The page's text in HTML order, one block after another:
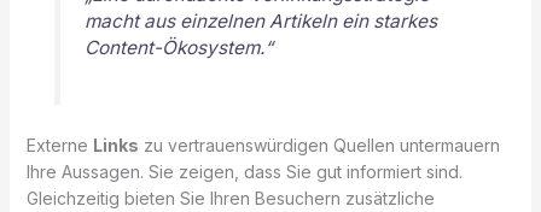
macht aus einzelnen Artikeln ein starkes
Content-Ökosystem.“
Externe Links zu vertrauenswürdigen Quellen untermauern
Ihre Aussagen. Sie zeigen, dass Sie gut informiert sind.
Gleichzeitig bieten Sie Ihren Besuchern zusätzliche